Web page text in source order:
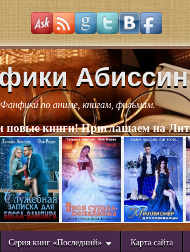
Абиссин
Фанфики по аниме, книгам, фильмам.
книги! Приглашаем на
Серия книг «Последний» Карта сайта